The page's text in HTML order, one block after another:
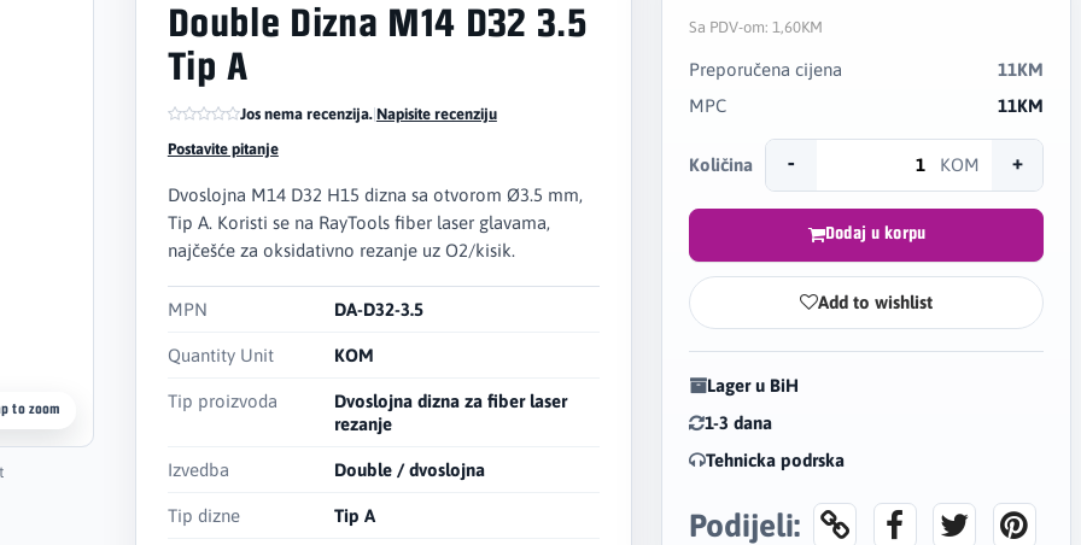
to zoom
Double Dizna M14 D32 3.5
Tip A
Jos nema recenzija.|Napisite recenziju
Postavite pitanje
Dvoslojna M14 D32 H15 dizna sa otvorom Ø3.5 mm,
Tip A. Koristi se na RayTools fiber laser glavama,
najčešće za oksidativno rezanje uz O2/kisik.
MPN DA-D32-3.5
Quantity Unit KOM
Tip proizvoda
Dvoslojna dizna za fiber laser
rezanje
Izvedba Double / dvoslojna
Tip dizne Tip A
Sa PDV-om: 1,60KM
Preporučena cijena
11KM
MPC
11KM
Količina - KOM +
Dodaj u korpu
Add to wishlist
Lager u BiH
1-3 dana
Tehnicka podrska
Podijeli: